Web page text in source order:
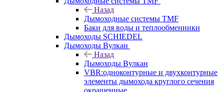
Назад
Дымоходные системы TMF
Баки для воды и теплообменники
Дымоходы SCHIEDEL
Дымоходы Вулкан
Назад
Дымоходы Вулкан
VBR:одноконтурные и двухконтурные
элементы дымохода круглого сечения
окрашенные